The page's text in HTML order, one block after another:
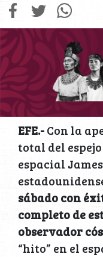
EFE.-Con la
total del
espacial
sábado con
completo de
observador
“hito” en el